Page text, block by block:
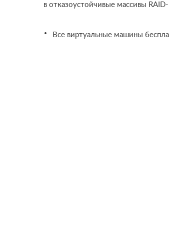
в отказоустойчивые массивы
· Все виртуальные машины